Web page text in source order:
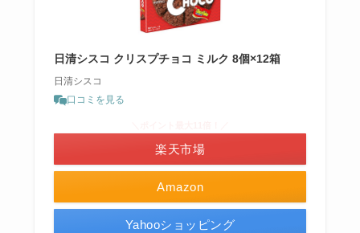
日清シスコ クリスプチョコ ミルク 8個×12箱
日清シスコ
口コミを見る
Amazon
楽天市場
Yahooショッピング